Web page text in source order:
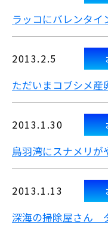
ラッコにバレンタイ
2013.2.5
ただいまコブシメ産
2013.1.30
鳥羽湾にスナメリが
2013.1.13
深海の掃除屋さん